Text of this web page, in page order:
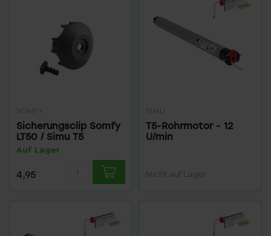
SOMFY
Sicherungsclip Somfy
LT50 / Simu T5
Auf Lager
4,95
SIMU
T5-Rohrmotor - 12
U/min
Nicht auf Lager